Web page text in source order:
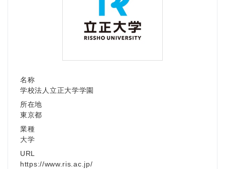
名称
学校法人立正大学学園
所在地
東京都
業種
大学
URL
https://www.ris.ac.jp/